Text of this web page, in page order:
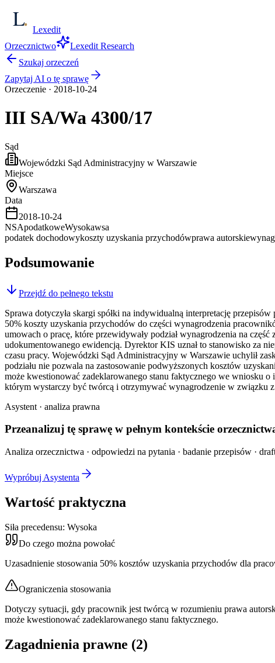
Lexedit
Orzecznictwo
Lexedit Research
Szukaj orzeczeń
Zapytaj AI o tę sprawę
Orzeczenie · 2018-10-24
III SA/Wa 4300/17
Sąd
Wojewódzki Sąd Administracyjny w Warszawie
Miejsce
Warszawa
Data
2018-10-24
NSApodatkoweWysokawsa
podatek dochodowykoszty uzyskania przychodówprawa autorskie
Podsumowanie
Przejdź do pełnego tekstu
Sprawa dotyczyła skargi spółki na indywidualną interpretację
50% koszty uzyskania przychodów do części wynagrodzenia
umowach o pracę, które przewidywały podział wynagrodzenia na
udokumentowanego ewidencją. Dyrektor KIS uznał to stanowisko za
czasu pracy. Wojewódzki Sąd Administracyjny w Warszawie uchylił
podziału nie pozwala na zastosowanie podwyższonych kosztów
może kwestionować zadeklarowanego stanu faktycznego we wniosku
którym wystarczy być twórcą i otrzymywać wynagrodzenie w związku
Asystent · analiza prawna
Przeanalizuj tę sprawę w pełnym kontekście
Analiza orzecznictwa · odpowiedzi na pytania · badanie przepisów ·
Wypróbuj Asystenta
Wartość praktyczna
Siła precedensu: Wysoka
Do czego można powołać
Uzasadnienie stosowania 50% kosztów uzyskania przychodów dla
Ograniczenia stosowania
Dotyczy sytuacji, gdy pracownik jest twórcą w rozumieniu prawa
może kwestionować zadeklarowanego stanu faktycznego.
Zagadnienia prawne (2)